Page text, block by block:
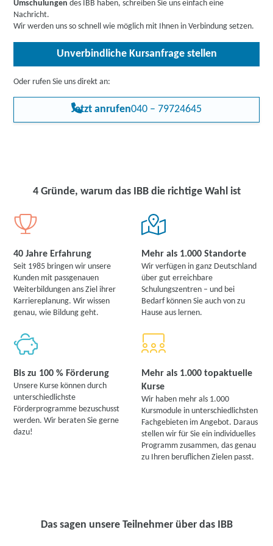
Durch den erworbenen Abschluss werden ganz neue Türen
geöffnet!
Rehabilitand:innen.
Umschulungen des IBB haben, schreiben Sie uns einfach eine
Nachricht.
Wir werden uns so schnell wie möglich mit Ihnen in Verbindung setzen.
Unverbindliche Kursanfrage stellen
Oder rufen Sie uns direkt an:
Jetzt anrufen040 – 79724645
4 Gründe, warum das IBB die richtige Wahl ist
40 Jahre Erfahrung
Seit 1985 bringen wir unsere
Kunden mit passgenauen
Weiterbildungen ans Ziel ihrer
Karriereplanung. Wir wissen
genau, wie Bildung geht.
Mehr als 1.000 Standorte
Wir verfügen in ganz Deutschland
über gut erreichbare
Schulungszentren – und bei
Bedarf können Sie auch von zu
Hause aus lernen.
Bis zu 100 % Förderung
Unsere Kurse können durch
unterschiedlichste
Förderprogramme bezuschusst
werden. Wir beraten Sie gerne
dazu!
Mehr als 1.000 topaktuelle
Kurse
Wir haben mehr als 1.000
Kursmodule in unterschiedlichsten
Fachgebieten im Angebot. Daraus
stellen wir für Sie ein individuelles
Programm zusammen, das genau
zu Ihren beruflichen Zielen passt.
Das sagen unsere Teilnehmer über das IBB